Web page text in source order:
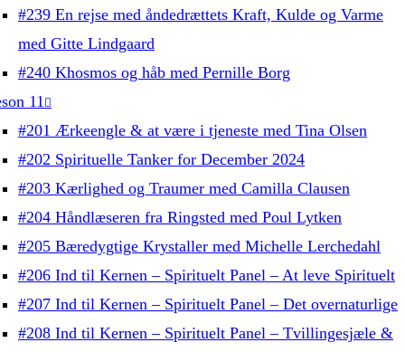
#239 En rejse med åndedrættets Kraft, Kulde og Varme
med Gitte Lindgaard
#240 Khosmos og håb med Pernille Borg
11
#201 Ærkeengle & at være i tjeneste med Tina Olsen
#202 Spirituelle Tanker for December 2024
#203 Kærlighed og Traumer med Camilla Clausen
#204 Håndlæseren fra Ringsted med Poul Lytken
#205 Bæredygtige Krystaller med Michelle Lerchedahl
#206 Ind til Kernen – Spirituelt Panel – At leve Spirituelt
#207 Ind til Kernen – Spirituelt Panel – Det overnaturlige
#208 Ind til Kernen – Spirituelt Panel – Tvillingesjæle &